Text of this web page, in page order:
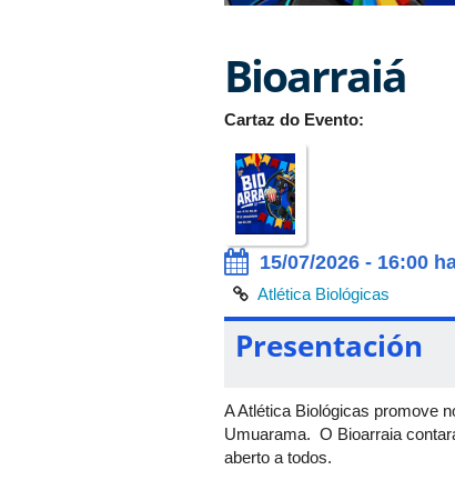
Bioarraiá
Cartaz do Evento:
15/07/2026 - 16:00
Atlética Biológicas
Presentación
A Atlética Biológicas promove
Umuarama. O Bioarraia
aberto a todos.